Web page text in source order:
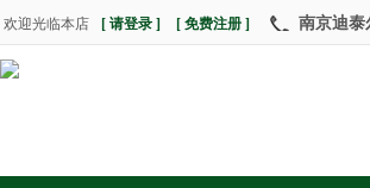
欢迎光临本店 [ 请登录 ] [ 免费注册 ] 南京迪泰